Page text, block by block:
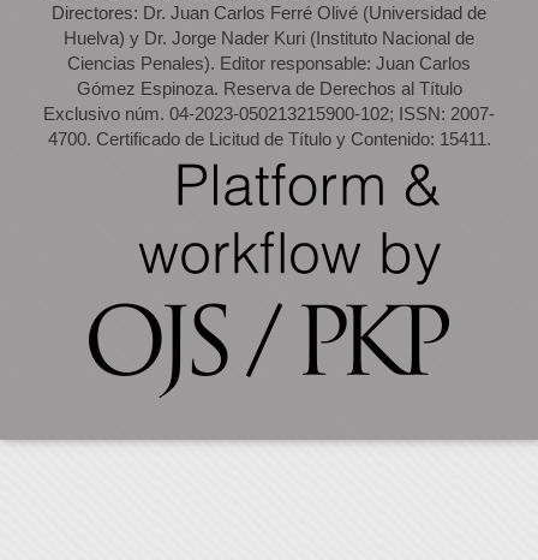
Directores: Dr. Juan Carlos Ferré Olivé (Universidad de
Huelva) y Dr. Jorge Nader Kuri (Instituto Nacional de
Ciencias Penales). Editor responsable: Juan Carlos
Gómez Espinoza. Reserva de Derechos al Título
Exclusivo núm. 04-2023-050213215900-102; ISSN: 2007-
4700. Certificado de Licitud de Título y Contenido: 15411.